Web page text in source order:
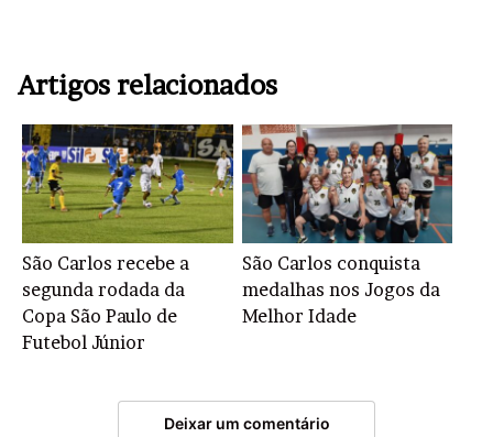
Artigos relacionados
São Carlos recebe a
segunda rodada da
Copa São Paulo de
Futebol Júnior
São Carlos conquista
medalhas nos Jogos da
Melhor Idade
Deixar um comentário